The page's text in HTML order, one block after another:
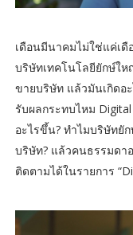
เดือนมีนาคมไม่ใช่แค่เ
บริษัทเทคโนโลยียักษ์ใ
ขายบริษัท แล้วมันเกิดอ
รับผลกระทบไหม
อะไรขึ้น? ทำไมบริษัทยั
บริษัท? แล้วคนธรรมดา
ติดตามได้ในรายการ